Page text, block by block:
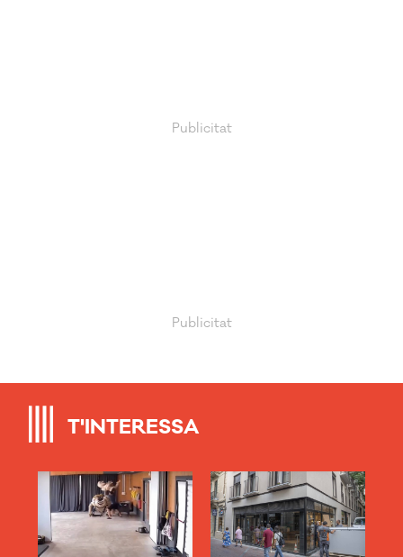
T'INTERESSA